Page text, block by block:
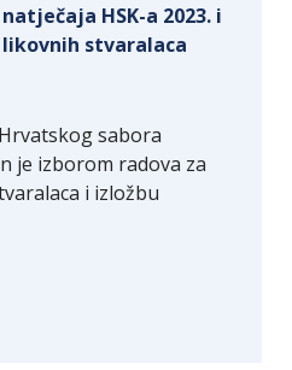
HSK-a 2023. i
likovnih stvaralaca
sabora
je izborom radova za
i izložbu